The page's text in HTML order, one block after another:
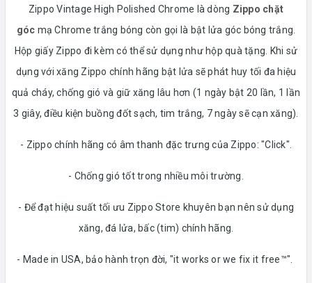
Zippo Vintage High Polished Chrome là dòng Zippo chặt
góc mạ Chrome trắng bóng còn gọi là bật lửa góc bóng trắng.
Hộp giấy Zippo đi kèm có thể sử dụng như hộp quà tặng. Khi sử
dụng với xăng Zippo chính hãng bật lửa sẽ phát huy tối đa hiệu
quả cháy, chống gió và giữ xăng lâu hơn (1 ngày bật 20 lần, 1 lần
3 giây, điều kiện buồng đốt sạch, tim trắng, 7 ngày sẽ cạn xăng).
- Zippo chính hãng có âm thanh đặc trưng của Zippo: "Click".
- Chống gió tốt trong nhiều môi trường.
- Để đạt hiệu suất tối ưu Zippo Store khuyên bạn nên sử dụng
xăng, đá lửa, bấc (tim) chính hãng.
- Made in USA, bảo hành trọn đời, "it works or we fix it free™".